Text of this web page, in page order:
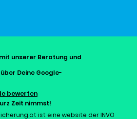
unserer Beratung und
Deine Google-
bewerten
Zeit nimmst!
ist eine website der INVO